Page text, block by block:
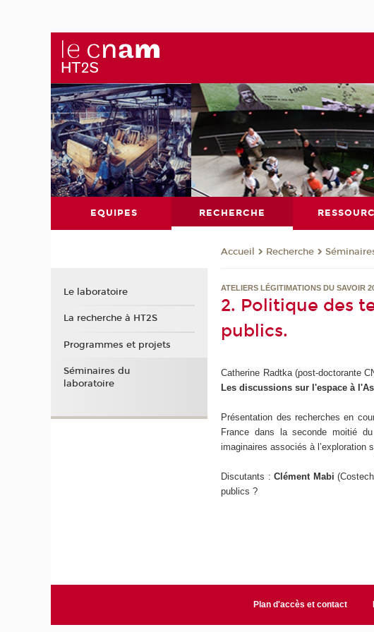
EQUIPES RECHERCHE
Accueil Recherche
ATELIERS LÉGITIMATIONS DU SAVOIR
2. Politique des
publics.
Catherine Radtka (post-doctorante
Les discussions sur l'espace à
Présentation des recherches en
France dans la seconde moitié
imaginaires associés à l’exploration
Discutants :Clément Mabi
publics ?
Le laboratoire
La recherche à HT2S
Programmes et projets
Séminaires du
laboratoire
Plan d'accès et contact